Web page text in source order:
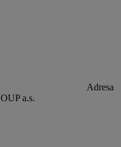
Adresa
a.s.